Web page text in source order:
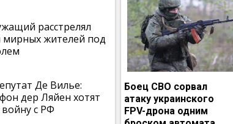
расстрелял
мирных жителей под
Де Вилье:
дер Ляйен хотят
войну с РФ
Боец СВО сорвал
атаку украинского
FPV-дрона одним